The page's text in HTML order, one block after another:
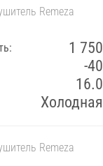
Remeza
1 750
-40
16.0
Холодная
Remeza